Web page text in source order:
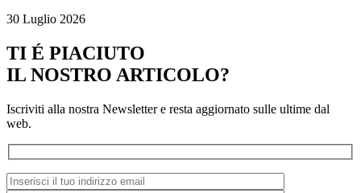
30 Luglio 2026
TI É PIACIUTO
IL NOSTRO ARTICOLO?
Iscriviti alla nostra Newsletter e resta aggiornato sulle ultime dal
web.